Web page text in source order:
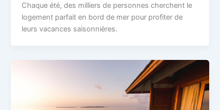
Chaque été, des milliers de personnes cherchent le
logement parfait en bord de mer pour profiter de
leurs vacances saisonnières.